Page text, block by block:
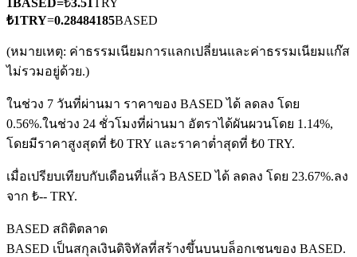
ฟิวเจอร์ส USDC
ฟิวเจอร์สที่ใช้ USDC เป็นหลักประกัน
1BASED=₺3.51TRY
₺1TRY=0.28484185BASED
(หมายเหตุ: ค่าธรรมเนียมการแลกเปลี่ยนและค่าธรรมเนียมแก๊ส
ไม่รวมอยู่ด้วย.)
ในช่วง 7 วันที่ผ่านมา ราคาของ BASED ได้ ลดลง โดย
0.56%.ในช่วง 24 ชั่วโมงที่ผ่านมา อัตราได้ผันผวนโดย 1.14%,
โดยมีราคาสูงสุดที่ ₺0 TRY และราคาต่ำสุดที่ ₺0 TRY.
เมื่อเปรียบเทียบกับเดือนที่แล้ว BASED ได้ ลดลง โดย 23.67%.ลง
จาก ₺-- TRY.
BASED สถิติตลาด
BASED เป็นสกุลเงินดิจิทัลที่สร้างขึ้นบนบล็อกเชนของ BASED.